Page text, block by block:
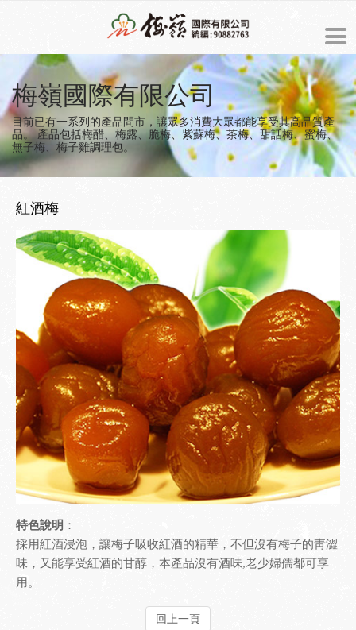
ENGLISH
最新消息
商品介紹
梅嶺的由來
經營理念
檢驗報告
聯絡我們
美食製造過程
梅子食譜
園區導覽
梅之風情
梅嶺地圖導覽
生態導覽
友站連結
梅嶺國際有限公司
目前已有一系列的產品問市，讓眾多消費大眾都能享受其高品質產
品。產品包括梅醋、梅露、脆梅、紫蘇梅、茶梅、甜話梅、蜜梅、
無子梅、梅子雞調理包。
紅酒梅
特色說明 ：
採用紅酒浸泡，讓梅子吸收紅酒的精華，不但沒有梅子的靑澀
味，又能享受紅酒的甘醇，本產品沒有酒味,老少婦孺都可享
用。
回上一頁